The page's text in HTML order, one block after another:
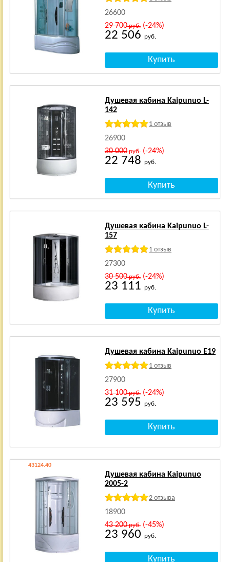
26600
29 700руб.(-24%)
22 506 руб.
Душевая кабина Kaipunuo L-
142
1 отзыв
26900
30 000руб.(-24%)
22 748 руб.
Душевая кабина Kaipunuo L-
157
1 отзыв
27300
30 500руб.(-24%)
23 111 руб.
Душевая кабина Kaipunuo E19
1 отзыв
27900
31 100руб.(-24%)
23 595 руб.
43124.40
Душевая кабина Kaipunuo
2005-2
2 отзыва
18900
43 200руб.(-45%)
23 960 руб.